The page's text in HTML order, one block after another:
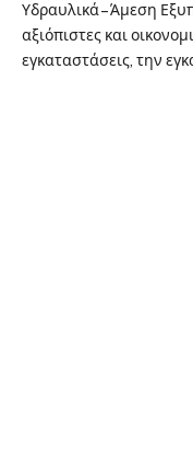
Υδραυλικά – Άμεση
αξιόπιστες και
εγκαταστάσεις, την